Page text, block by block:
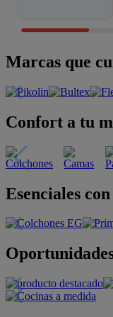
Marcas que
Confort a tu
Esenciales